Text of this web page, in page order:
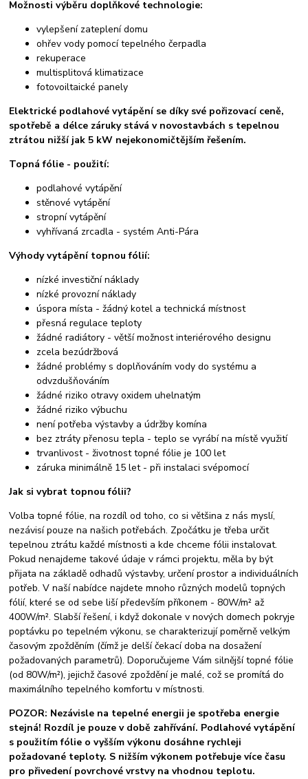
Možnosti výběru doplňkové technologie:
vylepšení zateplení domu
ohřev vody pomocí tepelného čerpadla
rekuperace
multisplitová klimatizace
fotovoiltaické panely
Elektrické podlahové vytápění se díky své pořizovací ceně,
spotřebě a délce záruky stává v novostavbách s tepelnou
ztrátou nižší jak 5 kW nejekonomičtějším řešením.
Topná fólie - použití:
podlahové vytápění
stěnové vytápění
stropní vytápění
vyhřívaná zrcadla - systém Anti-Pára
Výhody vytápění topnou fólií:
nízké investiční náklady
nízké provozní náklady
úspora místa - žádný kotel a technická místnost
přesná regulace teploty
žádné radiátory - větší možnost interiérového designu
zcela bezúdržbová
žádné problémy s doplňováním vody do systému a
odvzdušňováním
žádné riziko otravy oxidem uhelnatým
žádné riziko výbuchu
není potřeba výstavby a údržby komína
bez ztráty přenosu tepla - teplo se vyrábí na místě využití
trvanlivost - životnost topné fólie je 100 let
záruka minimálně 15 let - při instalaci svépomocí
Jak si vybrat topnou fólii?
Volba topné fólie, na rozdíl od toho, co si většina z nás myslí,
nezávisí pouze na našich potřebách. Zpočátku je třeba určit
tepelnou ztrátu každé místnosti a kde chceme fólii instalovat.
Pokud nenajdeme takové údaje v rámci projektu, měla by být
přijata na základě odhadů výstavby, určení prostor a individuálních
potřeb. V naší nabídce najdete mnoho různých modelů topných
fólií, které se od sebe liší především příkonem - 80W/m² až
400W/m². Slabší řešení, i když dokonale v nových domech pokryje
poptávku po tepelném výkonu, se charakterizují poměrně velkým
časovým zpožděním (čímž je delší čekací doba na dosažení
požadovaných parametrů). Doporučujeme Vám silnější topné fólie
(od 80W/m²), jejichž časové zpoždění je malé, což se promítá do
maximálního tepelného komfortu v místnosti.
POZOR: Nezávisle na tepelné energii je spotřeba energie
stejná! Rozdíl je pouze v době zahřívání. Podlahové vytápění
s použitím fólie o vyšším výkonu dosáhne rychleji
požadované teploty. S nižším výkonem potřebuje více času
pro přivedení povrchové vrstvy na vhodnou teplotu.